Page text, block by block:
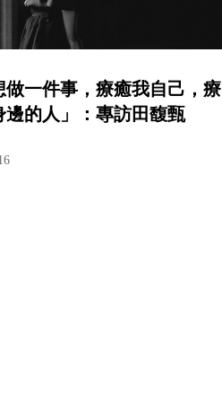
做一件事，療癒我自己，療
邊的人」：專訪田馥甄